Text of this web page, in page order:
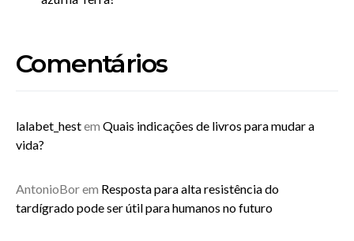
Comentários
lalabet_hestem Quais indicações de livros para mudar a
vida?
AntonioBorem Resposta para alta resistência do
tardígrado pode ser útil para humanos no futuro